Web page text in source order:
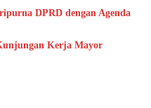
DPRD dengan Agenda
Kerja Mayor